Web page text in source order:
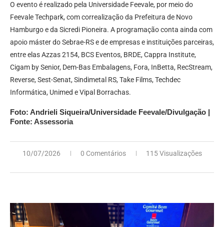
O evento é realizado pela Universidade Feevale, por meio do
Feevale Techpark, com correalização da Prefeitura de Novo
Hamburgo e da Sicredi Pioneira. A programação conta ainda com
apoio máster do Sebrae-RS e de empresas e instituições parceiras,
entre elas Azzas 2154, BCS Eventos, BRDE, Cappra Institute,
Cigam by Senior, Dem-Bas Embalagens, Fora, InBetta, RecStream,
Reverse, Sest-Senat, Sindimetal RS, Take Films, Techdec
Informática, Unimed e Vipal Borrachas.
Foto: Andrieli Siqueira/Universidade Feevale/Divulgação |
Fonte: Assessoria
10/07/2026 0 Comentários 115 Visualizações